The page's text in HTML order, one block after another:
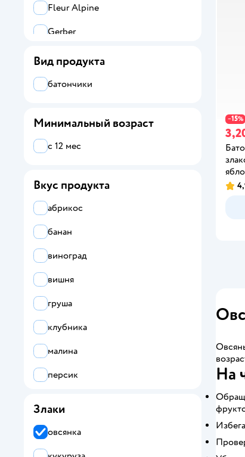
−15%
На
Fleur Alpine
Gerber
ФрутоНяня
Вид продукта
батончики
Минимальный возраст
с 12 мес
Вкус продукта
абрикос
банан
виноград
вишня
груша
клубника
малина
персик
Злаки
овсянка